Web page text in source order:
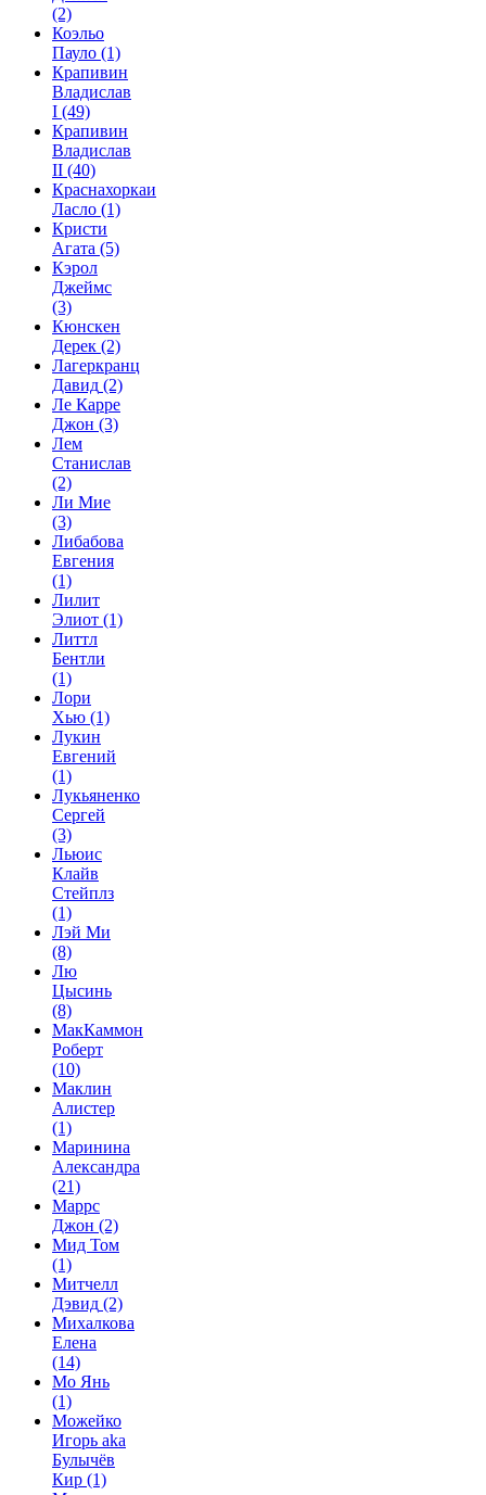
(2)
Коэльо
Пауло (1)
Крапивин
Владислав
I (49)
Крапивин
Владислав
II (40)
Краснахоркаи
Ласло (1)
Кристи
Агата (5)
Кэрол
Джеймс
(3)
Кюнскен
Дерек (2)
Лагеркранц
Давид (2)
Ле Карре
Джон (3)
Лем
Станислав
(2)
Ли Мие
(3)
Либабова
Евгения
(1)
Лилит
Элиот (1)
Литтл
Бентли
(1)
Лори
Хью (1)
Лукин
Евгений
(1)
Лукьяненко
Сергей
(3)
Льюис
Клайв
Стейплз
(1)
Лэй Ми
(8)
Лю
Цысинь
(8)
МакКаммон
Роберт
(10)
Маклин
Алистер
(1)
Маринина
Александра
(21)
Маррс
Джон (2)
Мид Том
(1)
Митчелл
Дэвид (2)
Михалкова
Елена
(14)
Мо Янь
(1)
Можейко
Игорь aka
Булычёв
Кир (1)